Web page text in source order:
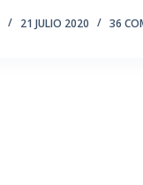
21 JULIO 2020 36